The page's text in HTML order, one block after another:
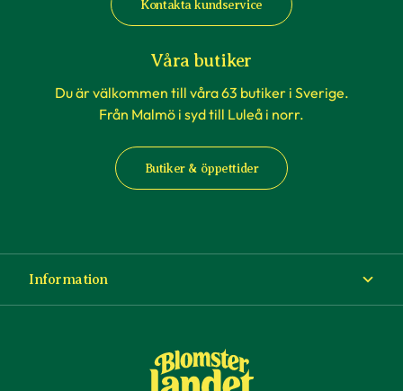
Kontakta kundservice
Våra butiker
Du är välkommen till våra 63 butiker i Sverige.
Från Malmö i syd till Luleå i norr.
Butiker & öppettider
Information
Köp- och leveransvillkor